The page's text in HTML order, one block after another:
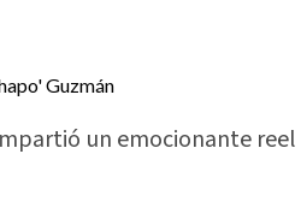
un emocionante reel